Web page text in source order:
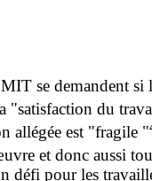
se demandent si
"satisfaction du
allégée est "fragile "
et donc aussi
défi pour les